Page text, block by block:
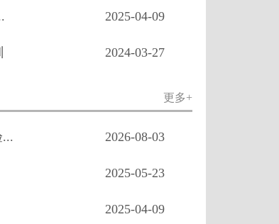
2025-04-09
2024-03-27
更多+
2026-08-03
2025-05-23
2025-04-09